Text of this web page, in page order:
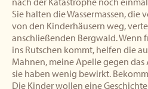
Sie halten die Wassermassen,
von den Kinderhäusern weg,
anschließenden Bergwald. Wenn
ins Rutschen kommt, helfen die
Mahnen, meine Apelle gegen
sie haben wenig bewirkt.
Die Kinder wollen eine